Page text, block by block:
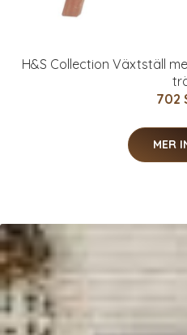
H&S Collection Växtställ
702
MER